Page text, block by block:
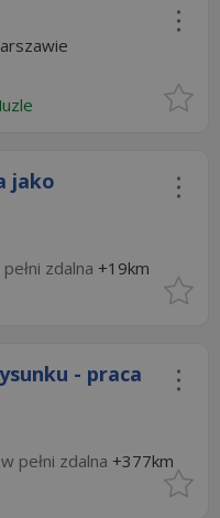
jako
zdalna +19km
- praca
pełni zdalna +377km